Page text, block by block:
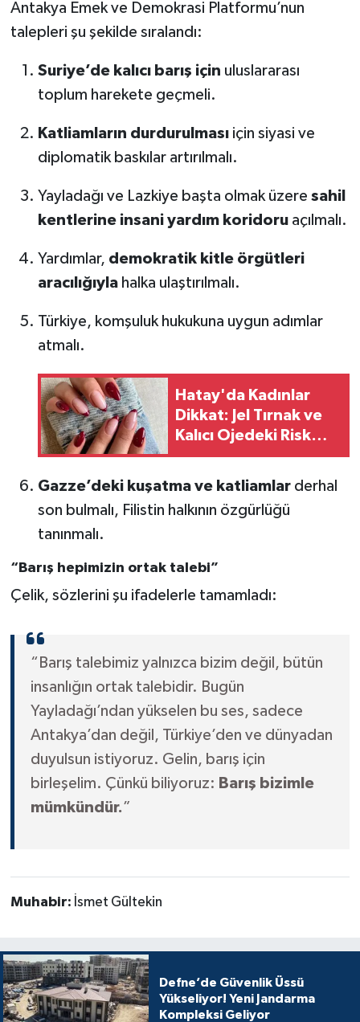
Antakya Emek ve Demokrasi Platformu’nun
talepleri şu şekilde sıralandı:
Suriye’de kalıcı barış için uluslararası
toplum harekete geçmeli.
Katliamların durdurulmasıiçin siyasi ve
diplomatik baskılar artırılmalı.
Yayladağı ve Lazkiye başta olmak üzere sahil
kentlerine insani yardım koridoruaçılmalı.
Yardımlar, demokratik kitle örgütleri
aracılığıylahalka ulaştırılmalı.
Türkiye, komşuluk hukukuna uygun adımlar
atmalı.
Hatay'da Kadınlar
Dikkat: Jel Tırnak ve
Kalıcı Ojedeki Risk
Açıklandı!
Gazze’deki kuşatma ve katliamlarderhal
son bulmalı, Filistin halkının özgürlüğü
tanınmalı.
“Barış hepimizin ortak talebi”
Çelik, sözlerini şu ifadelerle tamamladı:
“Barış talebimiz yalnızca bizim değil, bütün
insanlığın ortak talebidir. Bugün
Yayladağı’ndan yükselen bu ses, sadece
Antakya’dan değil, Türkiye’den ve dünyadan
duyulsun istiyoruz. Gelin, barış için
birleşelim. Çünkü biliyoruz: Barış bizimle
mümkündür.”
Muhabir: İsmet Gültekin
Defne’de Güvenlik Üssü
Yükseliyor! Yeni Jandarma
Kompleksi Geliyor